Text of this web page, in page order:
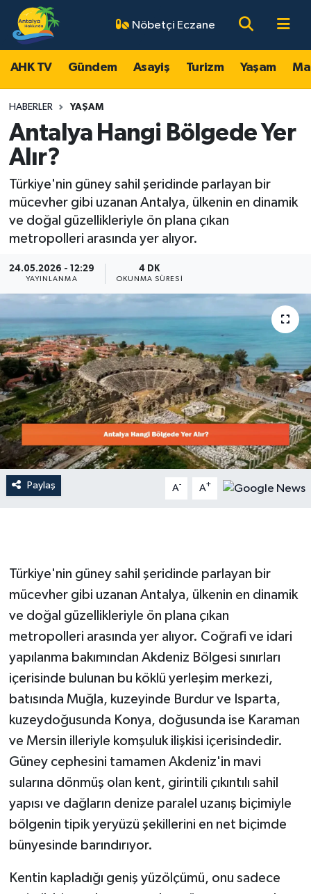
Nöbetçi Eczane
AHK TV Gündem Asayiş Turizm Yaşam
HABERLER YAŞAM
Antalya Hangi Bölgede Yer
Alır?
Türkiye'nin güney sahil şeridinde parlayan bir
mücevher gibi uzanan Antalya, ülkenin en dinamik
ve doğal güzellikleriyle ön plana çıkan
metropolleri arasında yer alıyor.
24.05.2026 - 12:29
YAYINLANMA
4 DK
OKUNMA SÜRESI
Paylaş A- A+
Türkiye'nin güney sahil şeridinde parlayan bir
mücevher gibi uzanan Antalya, ülkenin en dinamik
ve doğal güzellikleriyle ön plana çıkan
metropolleri arasında yer alıyor. Coğrafi ve idari
yapılanma bakımından Akdeniz Bölgesi sınırları
içerisinde bulunan bu köklü yerleşim merkezi,
batısında Muğla, kuzeyinde Burdur ve Isparta,
kuzeydoğusunda Konya, doğusunda ise Karaman
ve Mersin illeriyle komşuluk ilişkisi içerisindedir.
Güney cephesini tamamen Akdeniz'in mavi
sularına dönmüş olan kent, girintili çıkıntılı sahil
yapısı ve dağların denize paralel uzanış biçimiyle
bölgenin tipik yeryüzü şekillerini en net biçimde
bünyesinde barındırıyor.
Kentin kapladığı geniş yüzölçümü, onu sadece
AHK TV
Gündem
Asayiş
Turizm
Yaşam
Magazin
Ekonomi
Spor
Dünya
Resmi Reklamlar
Antalya Nöbetçi Eczaneler
Antalya Hava Durumu
Antalya Namaz Vakitleri
Antalya Trafik Yoğunluk Haritası
Süper Lig Puan Durumu ve Fikstür
Tüm Manşetler
Son Dakika Haberleri
Haber Arşivi